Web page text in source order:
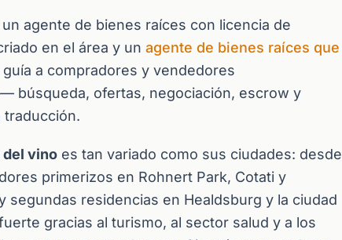
un agente de bienes raíces con licencia de
en el área y un agente de bienes raíces que
a compradores y vendedores
búsqueda, ofertas, negociación, escrow y
del vino es tan variado como sus ciudades: desde
primerizos en Rohnert Park, Cotati y
segundas residencias en Healdsburg y la ciudad
gracias al turismo, al sector salud y a los